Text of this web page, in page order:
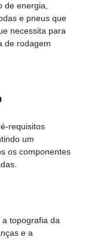
de energia,
e pneus que
necessita para
de rodagem
requisitos
um
os componentes
a topografia da
e a